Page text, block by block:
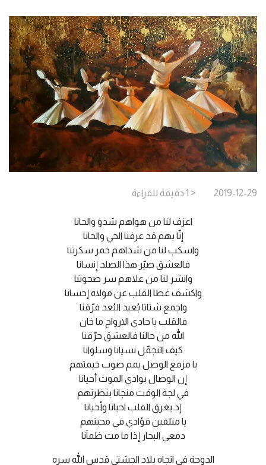
2019-12-29
< 1 دقيقة للقراءة
اعزف لنا من هواهم شدوَ والحانا
إنّا بهم قد عرفنا الحي والحانا
واسكب لنا من شذاهم خمر سكرتنا
فالعشق صيّر هذا الصلد إنسانا
وانشر لنا من علاهم سر صحوتنا
واكشف غطا القلب عن مولاه إحسانا
واجمع شتاتا بُعيد البُعد فرّقنا
فالقلب يا حادي الارواح ما خان
الله من حالنا فالعشق حرّقنا
كيف التجمّل نسيانا وسلوانا
يا مزمع الوصل يمم صوب خيمتهم
إن الوصال بوادي الموت أحيانا
في لجة الوقت منجانا بنظرتهم
إذ يغرق القلب احيانا وأحيانا
يا متلفين فؤادي في محبتهم
دمعي البحار إذا ما مت ظمآنا
الدوحة في اتجاه بلاد الجشتي قدس الله سره